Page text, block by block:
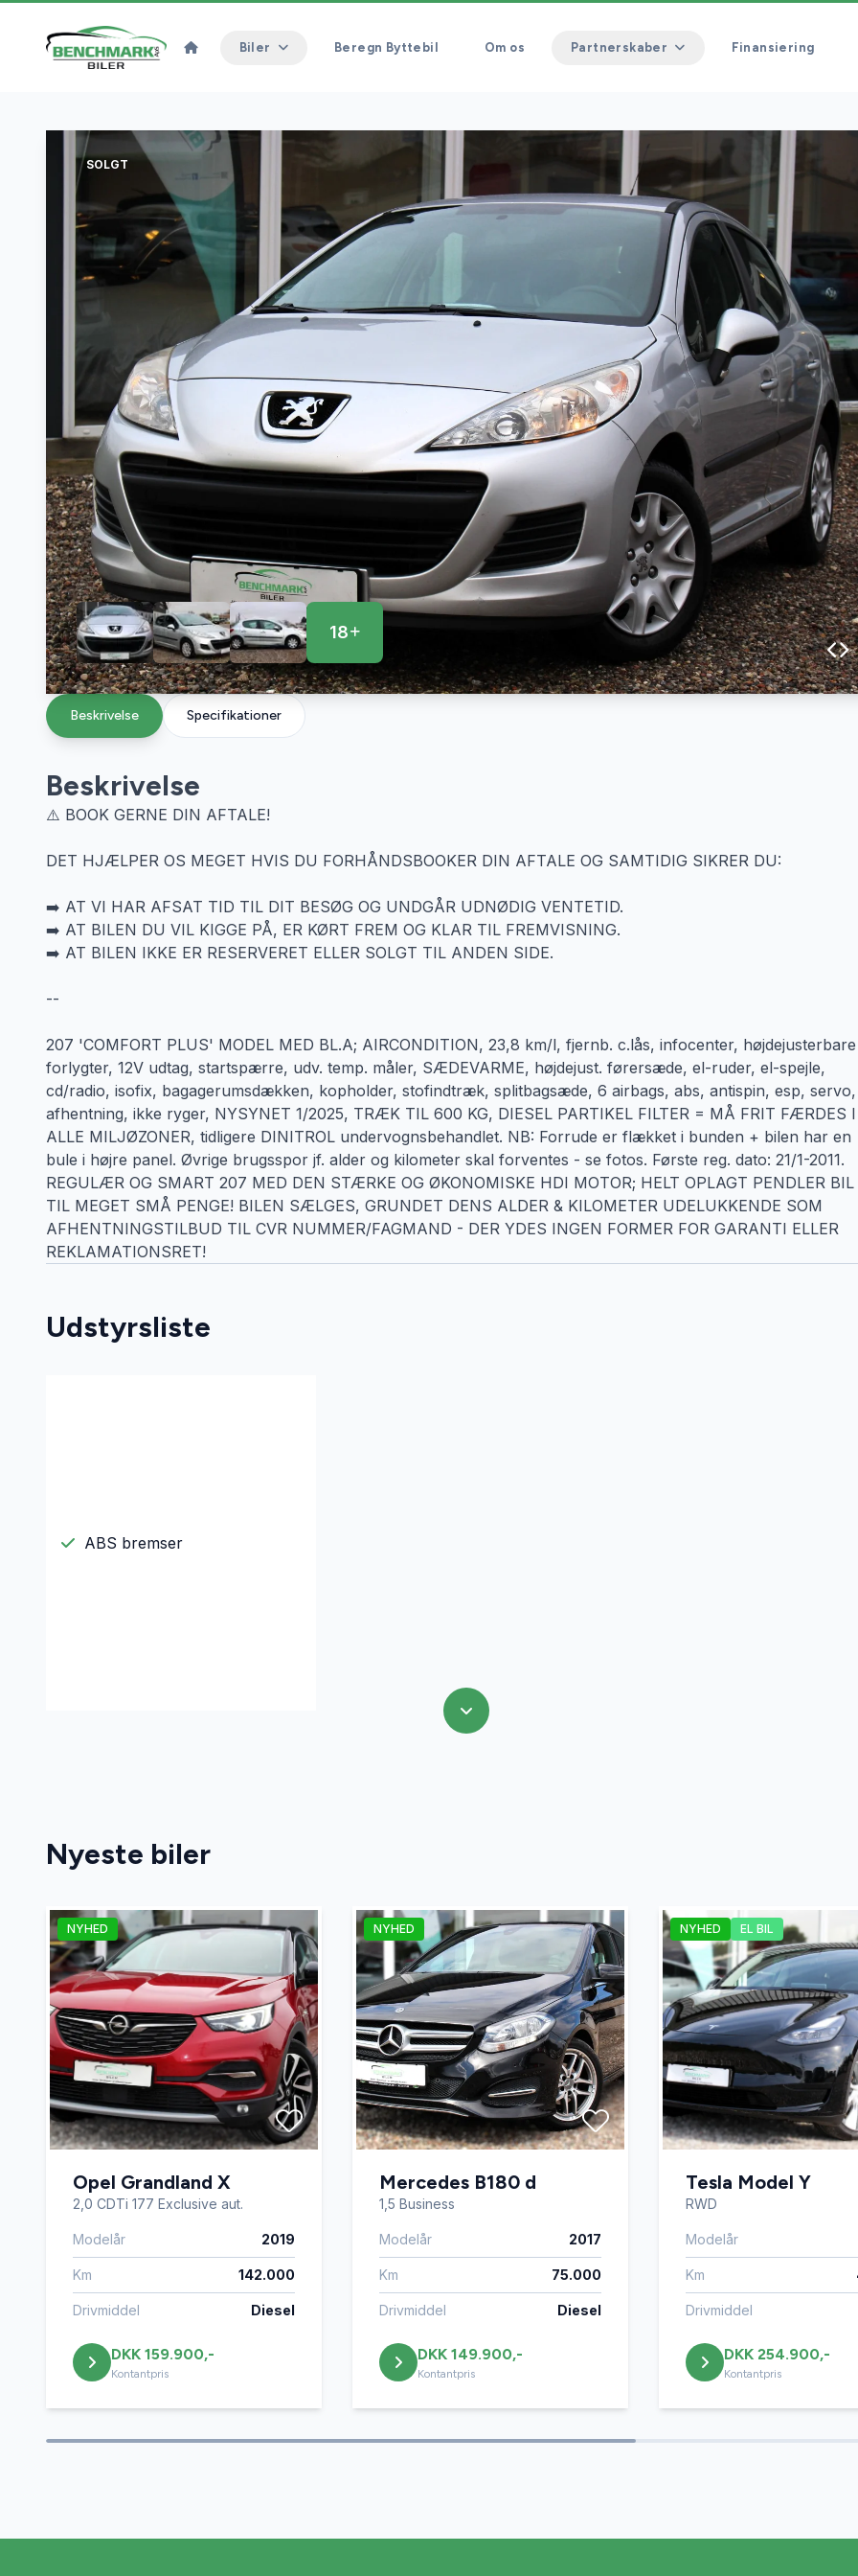
Biler Beregn Byttebil Om os Partnerskaber Finansiering
SOLGT
18
Specifikationer
Beskrivelse
Beskrivelse
⚠️ BOOK GERNE DIN AFTALE!
DET HJÆLPER OS MEGET HVIS DU FORHÅNDSBOOKER DIN AFTALE OG SAMTIDIG SIKRER DU:
➡️ AT VI HAR AFSAT TID TIL DIT BESØG OG UNDGÅR UDNØDIG VENTETID.
➡️ AT BILEN DU VIL KIGGE PÅ, ER KØRT FREM OG KLAR TIL FREMVISNING.
➡️ AT BILEN IKKE ER RESERVERET ELLER SOLGT TIL ANDEN SIDE.
--
207 'COMFORT PLUS' MODEL MED BL.A; AIRCONDITION, 23,8 km/l, fjernb. c.lås, infocenter, højdejusterbare
forlygter, 12V udtag, startspærre, udv. temp. måler, SÆDEVARME, højdejust. førersæde, el-ruder, el-spejle,
cd/radio, isofix, bagagerumsdækken, kopholder, stofindtræk, splitbagsæde, 6 airbags, abs, antispin, esp, servo,
afhentning, ikke ryger, NYSYNET 1/2025, TRÆK TIL 600 KG, DIESEL PARTIKEL FILTER = MÅ FRIT FÆRDES I
ALLE MILJØZONER, tidligere DINITROL undervognsbehandlet. NB: Forrude er flækket i bunden + bilen har en
bule i højre panel. Øvrige brugsspor jf. alder og kilometer skal forventes - se fotos. Første reg. dato: 21/1-2011.
REGULÆR OG SMART 207 MED DEN STÆRKE OG ØKONOMISKE HDI MOTOR; HELT OPLAGT PENDLER
TIL MEGET SMÅ PENGE! BILEN SÆLGES, GRUNDET DENS ALDER & KILOMETER UDELUKKENDE SOM
AFHENTNINGSTILBUD TIL CVR NUMMER/FAGMAND - DER YDES INGEN FORMER FOR GARANTI ELLER
REKLAMATIONSRET!
Udstyrsliste
ABS bremser
Nyeste biler
NYHED
Opel Grandland X
2,0 CDTi 177 Exclusive aut.
Modelår 2019
Km 142.000
Drivmiddel Diesel
DKK 159.900,-
Kontantpris
NYHED
Mercedes B180 d
1,5 Business
Modelår 2017
Km 75.000
Drivmiddel Diesel
DKK 149.900,-
Kontantpris
NYHED EL BIL
Tesla Model Y
RWD
Modelår
Km
Drivmiddel
DKK 254.900,-
Kontantpris